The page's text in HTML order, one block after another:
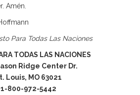
Amén.
Para Todas Las Naciones
TODAS LAS NACIONES
Ridge Center Dr.
Louis, MO 63021
1-800-972-5442